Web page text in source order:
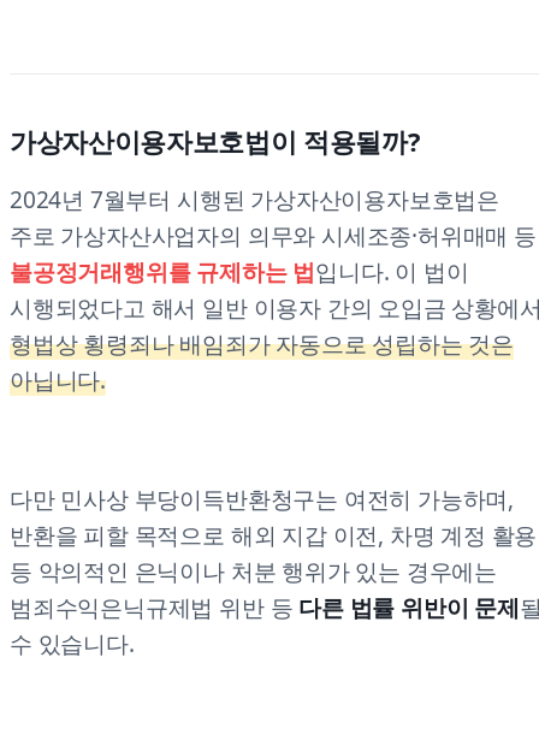
가상자산이용자보호법이 적용될까?
2024년 7월부터 시행된 가상자산이용자보호법은
주로 가상자산사업자의 의무와 시세조종·허위매매 등
불공정거래행위를 규제하는 법입니다. 이 법이
시행되었다고 해서 일반 이용자 간의 오입금 상황에
형법상 횡령죄나 배임죄가 자동으로 성립하는 것은
아닙니다.
다만 민사상 부당이득반환청구는 여전히 가능하며,
반환을 피할 목적으로 해외 지갑 이전, 차명 계정 활용
등 악의적인 은닉이나 처분 행위가 있는 경우에는
범죄수익은닉규제법 위반 등 다른 법률 위반이 문제
수 있습니다.